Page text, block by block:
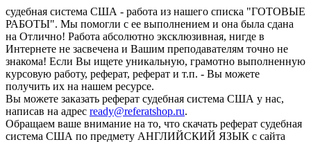
судебная система США - работа из нашего списка "ГОТОВЫЕ
РАБОТЫ". Мы помогли с ее выполнением и она была сдана
на Отлично! Работа абсолютно эксклюзивная, нигде в
Интернете не засвечена и Вашим преподавателям точно не
знакома! Если Вы ищете уникальную, грамотно выполненную
курсовую работу, реферат, реферат и т.п. - Вы можете
получить их на нашем ресурсе.
Вы можете заказать реферат судебная система США у нас,
написав на адрес ready@referatshop.ru.
Обращаем ваше внимание на то, что скачать реферат судебная
система США по предмету АНГЛИЙСКИЙ ЯЗЫК с сайта